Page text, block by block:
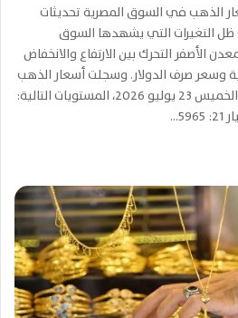
الذهب في السوق المصرية تحديثات
التغيرات التي يشهدها السوق
الأصفر التحرك بين الارتفاع والانخفاض
وسعر صرف الدولار. وسجلت أسعار الذهب
في مصر، خلال تعاملات اليوم الخميس 23 يوليو 2026، المستويات التالية: